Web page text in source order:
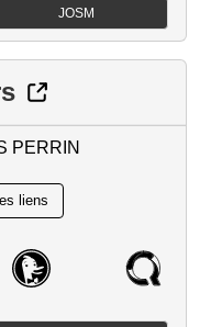
JOSM
PERRIN